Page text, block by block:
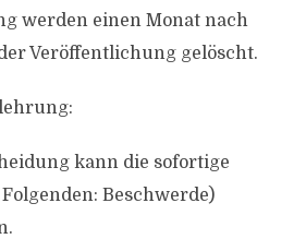
werden einen Monat nach
Veröffentlichung gelöscht.
kann die sofortige
Beschwerde)